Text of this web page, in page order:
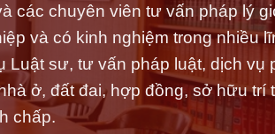
các chuyên viên tư vấn pháp lý
và có kinh nghiệm trong nhiều
Luật sư, tư vấn pháp luật, dịch vụ
ở, đất đai, hợp đồng, sở hữu trí
chấp.